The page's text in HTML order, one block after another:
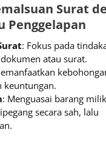
Surat
Penggelapan
: Fokus pada
atau surat.
keuntungan.
: Menguasai barang
secara sah, lalu